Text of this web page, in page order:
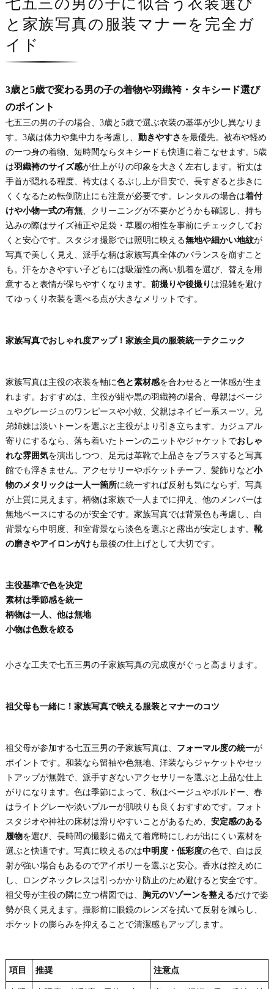
と家族写真の服装マナーを完全ガ
イド
3歳と5歳で変わる男の子の着物や羽織袴・タキシード選び
のポイント
七五三の男の子の場合、3歳と5歳で選ぶ衣装の基準が少し異なりま
す。3歳は体力や集中力を考慮し、 動きやすさ を最優先。被布や軽め
の一つ身の着物、短時間ならタキシードも快適に着こなせます。5歳
は羽織袴のサイズ感が仕上がりの印象を大きく左右します。裄丈は
手首が隠れる程度、袴丈はくるぶし上が目安で、長すぎると歩きに
くくなるため転倒防止にも注意が必要です。レンタルの場合は着付
けや小物一式の有無、クリーニングが不要かどうかも確認し、持ち
込みの際はサイズ補正や足袋・草履の相性を事前にチェックしてお
くと安心です。スタジオ撮影では照明に映える無地や細かい地紋が
写真で美しく見え、派手な柄は家族写真全体のバランスを崩すこと
も。汗をかきやすい子どもには吸湿性の高い肌着を選び、替えを用
意すると表情が保ちやすくなります。 前撮りや後撮り は混雑を避け
てゆっくり衣装を選べる点が大きなメリットです。
家族写真でおしゃれ度アップ！家族全員の服装統一テクニック
家族写真は主役の衣装を軸に色と素材感を合わせると一体感が生ま
れます。おすすめは、主役が紺や黒の羽織袴の場合、母親はベージ
ュやグレージュのワンピースや小紋、父親はネイビー系スーツ。兄
弟姉妹は淡いトーンを選ぶと主役がより引き立ちます。カジュアル
寄りにするなら、落ち着いたトーンのニットやジャケットでおしゃ
れな雰囲気を演出しつつ、足元は革靴で上品さをプラスすると写真
館でも浮きません。アクセサリーやポケットチーフ、髪飾りなど小
物のメタリックは一人一箇所に統一すれば反射も気にならず、写真
が上質に見えます。柄物は家族で一人までに抑え、他のメンバーは
無地ベースにするのが安全です。家族写真では背景色も考慮し、白
背景なら中明度、和室背景なら淡色を選ぶと露出が安定します。 靴
の磨きやアイロンがけも最後の仕上げとして大切です。
主役基準で色を決定
素材は季節感を統一
柄物は一人、他は無地
小物は色数を絞る
小さな工夫で七五三男の子家族写真の完成度がぐっと高まります。
祖父母も一緒に！家族写真で映える服装とマナーのコツ
祖父母が参加する七五三男の子家族写真は、 フォーマル度の統一が
ポイントです。和装なら留袖や色無地、洋装ならジャケットやセッ
トアップが無難で、派手すぎないアクセサリーを選ぶと上品な仕上
がりになります。色は季節によって、秋はベージュやボルドー、春
はライトグレーや淡いブルーが肌映りも良くおすすめです。フォト
スタジオや神社の床材は滑りやすいことがあるため、 安定感のある
履物を選び、長時間の撮影に備えて着席時にしわが出にくい素材を
選ぶと快適です。写真に映えるのは中明度・低彩度の色で、白は反
射が強い場合もあるのでアイボリーを選ぶと安心。香水は控えめに
し、ロングネックレスは引っかかり防止のため避けると安全です。
祖父母が主役の隣に立つ構図では、 胸元のVゾーンを整えるだけで姿
勢が良く見えます。撮影前に眼鏡のレンズを拭いて反射を減らし、
ポケットの膨らみを抑えることで清潔感もアップします。
項目 推奨 注意点